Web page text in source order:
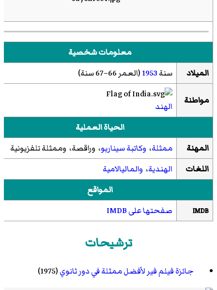
معلومات شخصية
الميلاد
سنة1953(العمر 66–67 سنة)
مواطنة
الهند
الحياة العملية
المهنة
ممثلة، وكاتبة سيناريو، وراقصة، وممثلة تلفزيونية
اللغات
الهندية، والماليالامية
المواقع
IMDB صفحتها على IMDB
ترشيحات
جائزة فيلم فير لأفضل ممثلة في دور ثانوي(1975)